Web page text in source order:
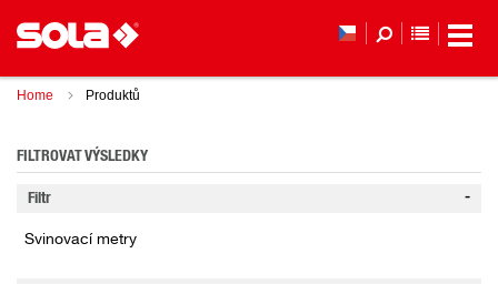
Home Produktů
FILTROVAT VÝSLEDKY
Filtr
Svinovací metry